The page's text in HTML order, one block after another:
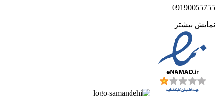
09190055755
نمایش بیشتر